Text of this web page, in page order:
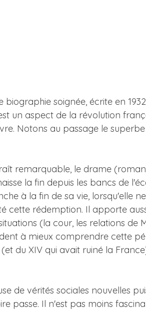
biographie soignée, écrite en
un aspect de la révolution
Notons au passage le
remarquable, le drame
la fin depuis les bancs de
à la fin de sa vie, lorsqu'elle
cette rédemption. Il apporte
(la cour, les relations de
à mieux comprendre cette
du XIV qui avait ruiné la
de vérités sociales nouvelles
passe. Il n'est pas moins